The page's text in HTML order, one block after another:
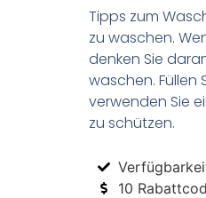
Tipps zum
zu waschen.
denken Sie
waschen. Füllen
verwenden Sie
zu schützen.
10